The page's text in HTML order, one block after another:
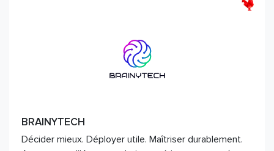
BRAINYTECH
Décider mieux. Déployer utile. Maîtriser durablement.